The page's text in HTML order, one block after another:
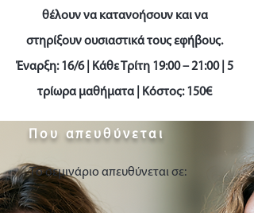
θέλουν να κατανοήσουν και να
στηρίξουν ουσιαστικά τους εφήβους.
Έναρξη: 16/6 | Κάθε Τρίτη 19:00 – 21:00 | 5
τρίωρα μαθήματα | Κόστος: 150€
Που απευθύνεται
Το σεμινάριο απευθύνεται σε: